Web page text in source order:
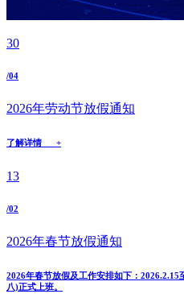
30
/04
2026年劳动节放假通知
了解详情 +
13
/02
2026年春节放假通知
2026年春节放假及工作安排如下：
八)正式上班。